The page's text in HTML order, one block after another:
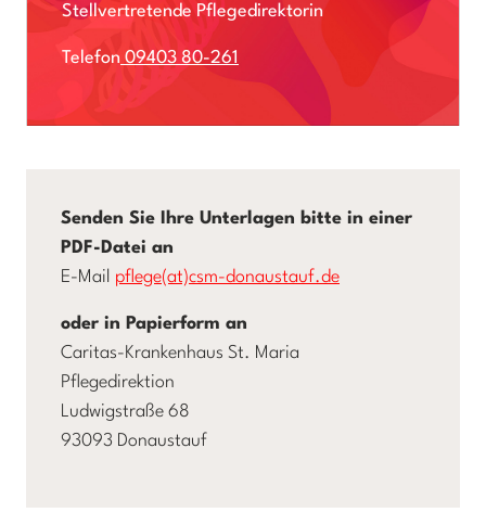
Stellvertretende Pflegedirektorin
Telefon 09403 80-261
Senden Sie Ihre Unterlagen bitte in einer
PDF-Datei an
E-Mail pflege(at)csm-donaustauf.de
oder in Papierform an
Caritas-Krankenhaus St. Maria
Pflegedirektion
Ludwigstraße 68
93093 Donaustauf